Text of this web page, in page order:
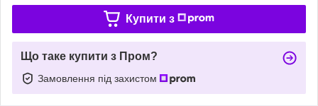
Купити з
Що таке купити з Пром?
Замовлення під захистом